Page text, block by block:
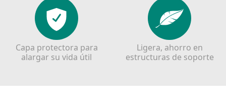
Capa protectora para
alargar su vida útil
Ligera, ahorro en
estructuras de soporte